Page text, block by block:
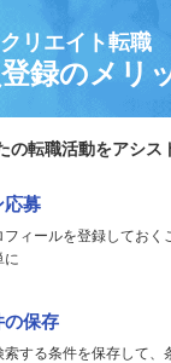
クリエイト転職
録のメリ
の転職活動をアシス
応募
フィールを登録しておく
に
の保存
索する条件を保存して、